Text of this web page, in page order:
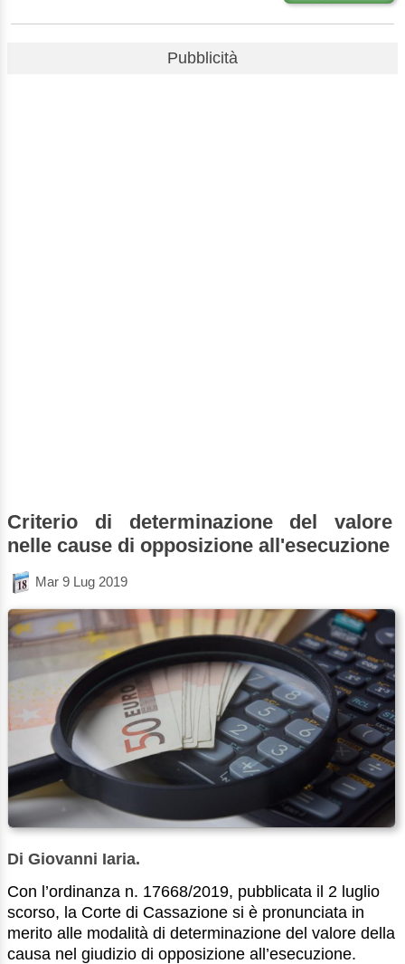
Pubblicità
Criterio di determinazione del valore
nelle cause di opposizione all'esecuzione
Mar 9 Lug 2019
Di Giovanni Iaria.
Con l’ordinanza n. 17668/2019, pubblicata il 2 luglio
scorso, la Corte di Cassazione si è pronunciata in
merito alle modalità di determinazione del valore della
causa nel giudizio di opposizione all’esecuzione.